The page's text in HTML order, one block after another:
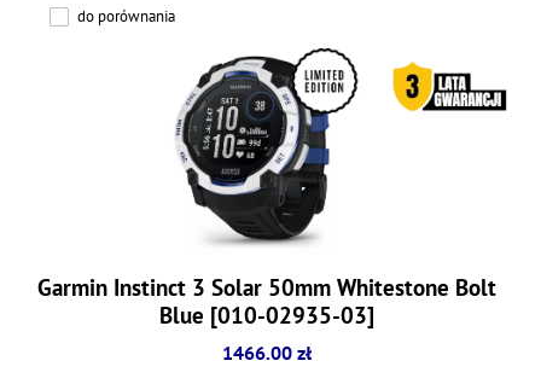
do porównania
Garmin Instinct 3 Solar 50mm Whitestone Bolt
Blue [010-02935-03]
1466.00 zł